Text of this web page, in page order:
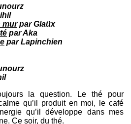
murpar Glaüx
par Aka
par Lapinchien
la question. Le thé pour
qu’il produit en moi, le café
qu’il développe dans mes
Ce soir, du thé.